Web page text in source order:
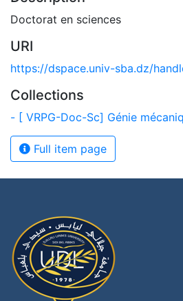
Doctorat en sciences
URI
https://dspace.univ-sba.dz/
Collections
Full item page